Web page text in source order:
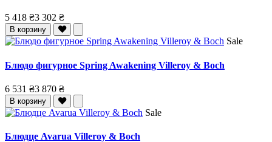
5 418 ₴3 302 ₴
В корзину
Sale
Блюдо фигурное Spring Awakening Villeroy & Boch
6 531 ₴3 870 ₴
В корзину
Sale
Блюдце Avarua Villeroy & Boch